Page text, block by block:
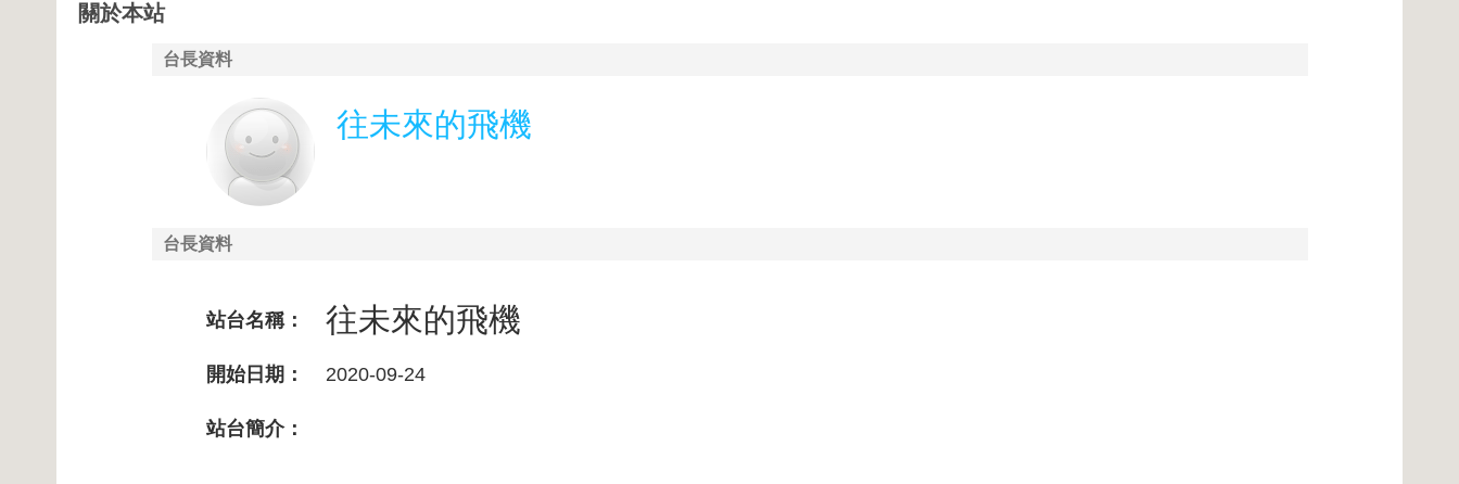
關於本站
台長資料
往未來的飛機
台長資料
站台名稱： 往未來的飛機
開始日期： 2020-09-24
站台簡介：